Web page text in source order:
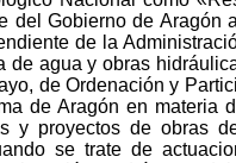
Gobierno de Aragón
de la
agua y obras
de Ordenación y
de Aragón en materia
y proyectos de obras
se trate de